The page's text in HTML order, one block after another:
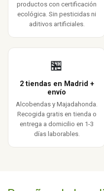
productos con certificación
ecológica. Sin pesticidas ni
aditivos artificiales.
🏪
2 tiendas en Madrid +
envío
Alcobendas y Majadahonda.
Recogida gratis en tienda o
entrega a domicilio en 1-3
días laborables.